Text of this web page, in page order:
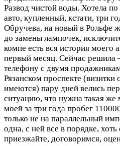
Развод чистой воды. Хотела
авто, купленный, кстати, три
Обручева, на новый в Рольфе
до замены лампочек,
компе есть вся история
первый месяц. Сейчас решила
телефону с двумя
Рязанском проспекте (визитки
имеются) пару дней велись
ситуацию, что нужна такая же
моей за три года пробег
только не на параллельный
одна, с ней все в порядке,
приезжайте, договоримся,